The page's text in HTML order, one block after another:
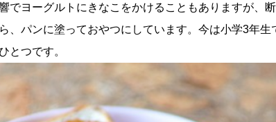
でヨーグルトにきなこをかけることもありますが、
、パンに塗っておやつにしています。今は小学3年生
とつです。